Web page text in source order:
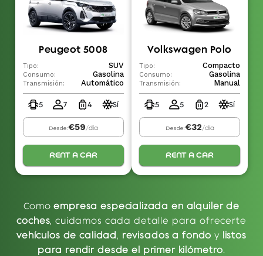
Peugeot 5008
Tipo: SUV
Consumo: Gasolina
Transmisión: Automático
5 7 4 Sí
Desde:€59/día
RENT A CAR
Volkswagen Polo
Tipo: Compacto
Consumo: Gasolina
Transmisión: Manual
5 5 2 Sí
Desde:€32/día
RENT A CAR
Comoempresa especializada en alquiler de
coches, cuidamos cada detalle para ofrecerte
vehículos de calidad, revisados a fondo y listos
para rendir desde el primer kilómetro.